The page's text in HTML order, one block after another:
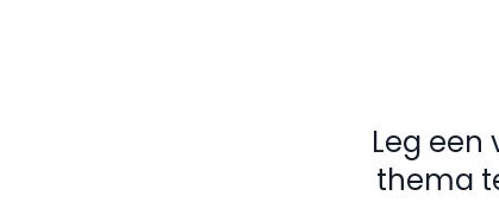
Leg een
thema